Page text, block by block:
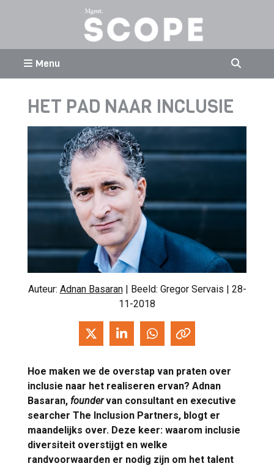
Menu
HET PAD NAAR INCLUSIE
Auteur: Adnan Basaran | Beeld: Gregor Servais | 28-
11-2018
Hoe maken we de overstap van praten over
inclusie naar het realiseren ervan? Adnan
Basaran, foundervan consultant en executive
searcher The Inclusion Partners, blogt er
maandelijks over. Deze keer: waarom inclusie
diversiteit overstijgt en welke
randvoorwaarden er nodig zijn om het talent